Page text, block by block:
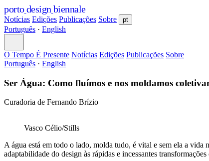
porto design biennale
Notícias Edições Publicações Sobre pt
Português · English
O Tempo É Presente Notícias Edições Publicações Sobre
Português · English
Ser Água: Como fluímos e nos moldamos
Curadoria de Fernando Brízio
Vasco Célio/Stills
A água está em todo o lado, molda tudo, é vital e sem ela a vida
adaptabilidade do design às rápidas e incessantes